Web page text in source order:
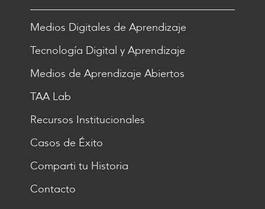
Medios Digitales de Aprendizaje
Tecnología Digital y Aprendizaje
Medios de Aprendizaje Abiertos
TAA Lab
Recursos Institucionales
Casos de Éxito
Comparti tu Historia
Contacto